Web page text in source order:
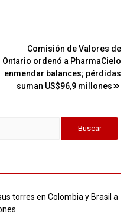
Comisión de Valores de
Ontario ordenó a PharmaCielo
enmendar balances; pérdidas
suman US$96,9 millones
torres en Colombia y Brasil a